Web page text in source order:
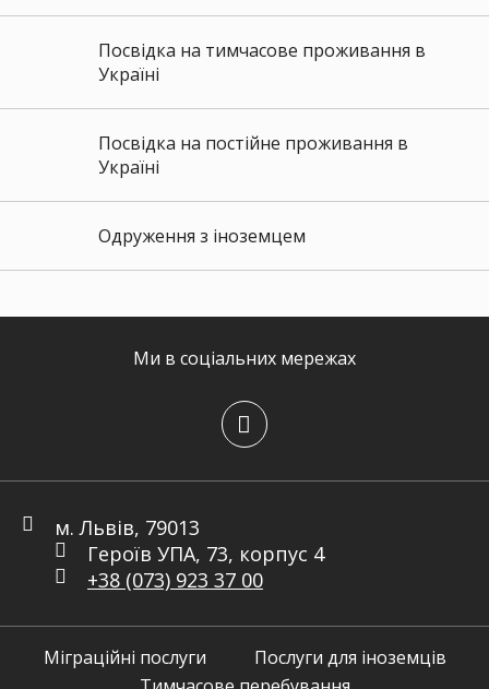
Посвідка на тимчасове проживання в
Україні
Посвідка на постійне проживання в
Україні
Одруження з іноземцем
Ми в соціальних мережах
м. Львів, 79013
Героїв УПА, 73, корпус 4
+38 (073) 923 37 00
Міграційні послуги
Послуги для іноземців